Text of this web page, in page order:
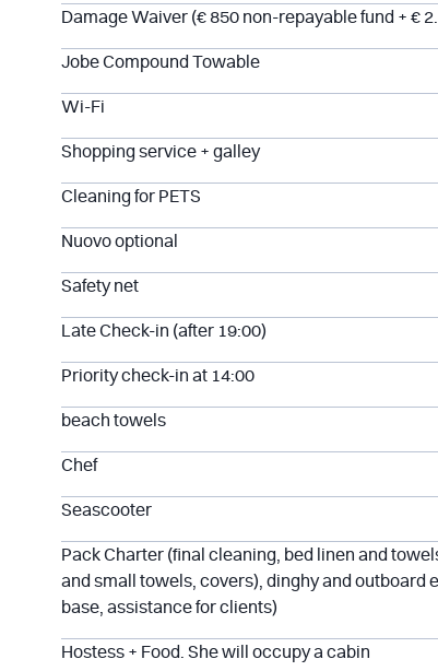
Damage Waiver (€ 850 non-repayable fund + €
Jobe Compound Towable
Wi-Fi
Shopping service + galley
Cleaning for PETS
Nuovo optional
Safety net
Late Check-in (after 19:00)
Priority check-in at 14:00
beach towels
Chef
Seascooter
Pack Charter (final cleaning, bed linen and
and small towels, covers), dinghy and outboard
base, assistance for clients)
Hostess + Food. She will occupy a cabin